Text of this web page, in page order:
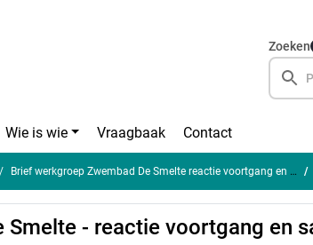
Zoeken
Wie is wie Vraagbaak Contact
Brief werkgroep Zwembad De Smelte reactie voortgang en samenwerking
Smelte - reactie voortgang en